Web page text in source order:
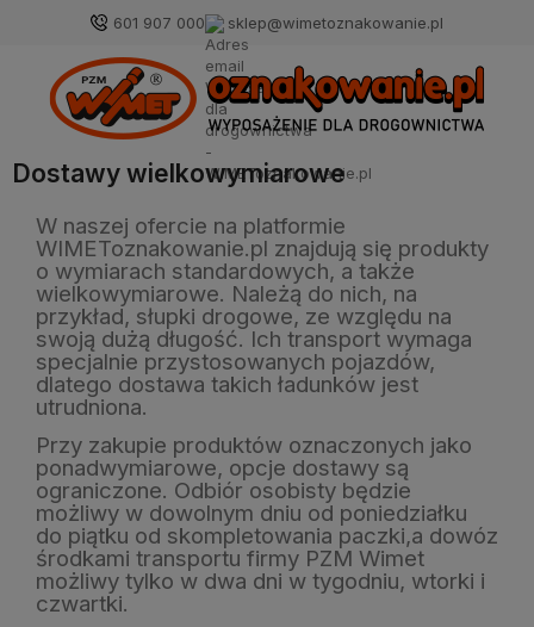
601 907 000 sklep@wimetoznakowanie.pl
Dostawy wielkowymiarowe
W naszej ofercie na platformie
WIMEToznakowanie.pl znajdują się produkty
o wymiarach standardowych, a także
wielkowymiarowe. Należą do nich, na
przykład, słupki drogowe, ze względu na
swoją dużą długość. Ich transport wymaga
specjalnie przystosowanych pojazdów,
dlatego dostawa takich ładunków jest
utrudniona.
Przy zakupie produktów oznaczonych jako
ponadwymiarowe, opcje dostawy są
ograniczone. Odbiór osobisty będzie
możliwy w dowolnym dniu od poniedziałku
do piątku od skompletowania paczki,a dowóz
środkami transportu firmy PZM Wimet
możliwy tylko w dwa dni w tygodniu, wtorki i
czwartki.